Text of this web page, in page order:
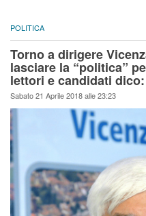
POLITICA
Torno a dirigere
lasciare la “politica”
lettori e candidati
Sabato 21 Aprile 2018 alle 23:23